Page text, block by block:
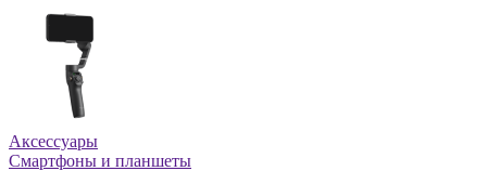
Аксессуары
Смартфоны и планшеты